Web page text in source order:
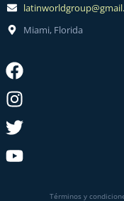
Miami, Florida
Términos y